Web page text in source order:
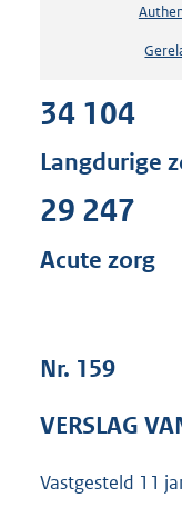
34 104
Langdurige
29 247
Acute zorg
Nr. 159
VERSLAG
Vastgesteld 11